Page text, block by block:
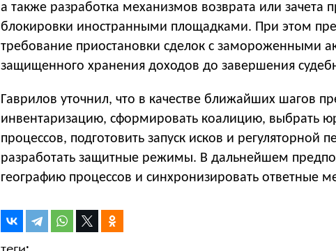
а также разработка механизмов возврата или зачета
блокировки иностранными площадками. При этом
требование приостановки сделок с замороженными
защищенного хранения доходов до завершения
Гаврилов уточнил, что в качестве ближайших шагов
инвентаризацию, сформировать коалицию, выбрать
процессов, подготовить запуск исков и регуляторной
разработать защитные режимы. В дальнейшем
географию процессов и синхронизировать ответные